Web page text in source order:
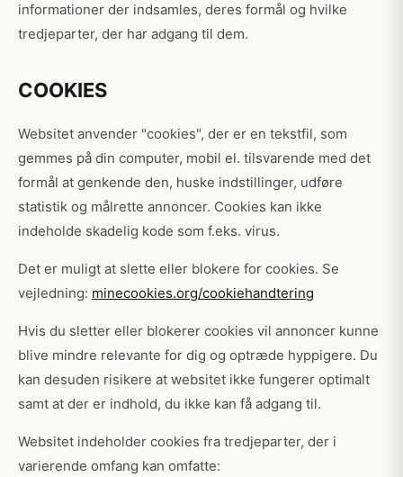
informationer der indsamles, deres formål og hvilke
tredjeparter, der har adgang til dem.
COOKIES
Websitet anvender "cookies", der er en tekstfil, som
gemmes på din computer, mobil el. tilsvarende med det
formål at genkende den, huske indstillinger, udføre
statistik og målrette annoncer. Cookies kan ikke
indeholde skadelig kode som f.eks. virus.
Det er muligt at slette eller blokere for cookies. Se
vejledning: minecookies.org/cookiehandtering
Hvis du sletter eller blokerer cookies vil annoncer kunne
blive mindre relevante for dig og optræde hyppigere. Du
kan desuden risikere at websitet ikke fungerer optimalt
samt at der er indhold, du ikke kan få adgang til.
Websitet indeholder cookies fra tredjeparter, der i
varierende omfang kan omfatte: